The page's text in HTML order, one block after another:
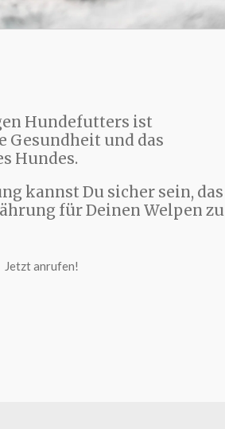
Hundefutters ist
Gesundheit und das
Hundes.
kannst Du sicher sein, das
für Deinen Welpen zu
Jetzt anrufen!